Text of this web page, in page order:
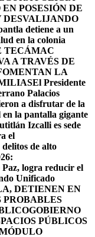
POSESIÓN DE
DESVALIJANDO
detiene a un
en la colonia
TECÁMAC
A TRAVÉS DE
LA
El Presidente
Palacios
a disfrutar de la
la pantalla gigante
Izcalli es sede
el
de alto
Paz, logra reducir el
Unificado
​DETIENEN EN
PROBABLES
GOBIERNO
PÚBLICOS